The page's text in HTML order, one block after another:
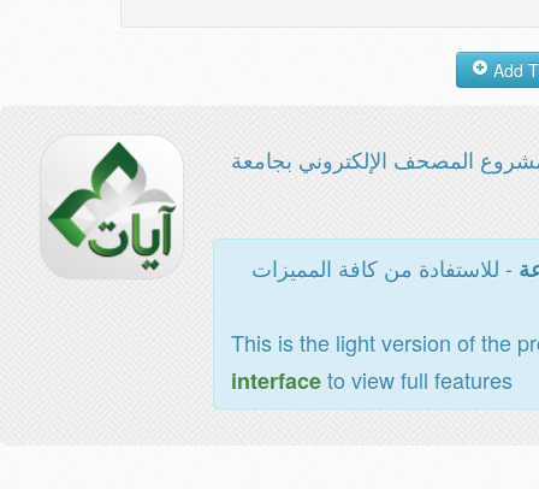
المصحف الإلكتروني بجامعة
- للاستفادة من كافة المميزات
This is the light version of the
interfaceto view full features